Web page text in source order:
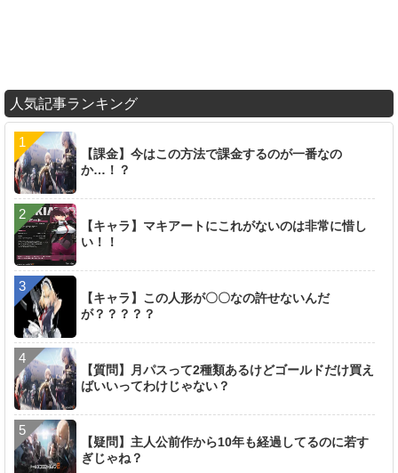
人気記事ランキング
【課金】今はこの方法で課金するのが一番なの
か…！？
【キャラ】マキアートにこれがないのは非常に惜し
い！！
【キャラ】この人形が〇〇なの許せないんだ
が？？？？？
【質問】月パスって2種類あるけどゴールドだけ買え
ばいいってわけじゃない？
【疑問】主人公前作から10年も経過してるのに若す
ぎじゃね？